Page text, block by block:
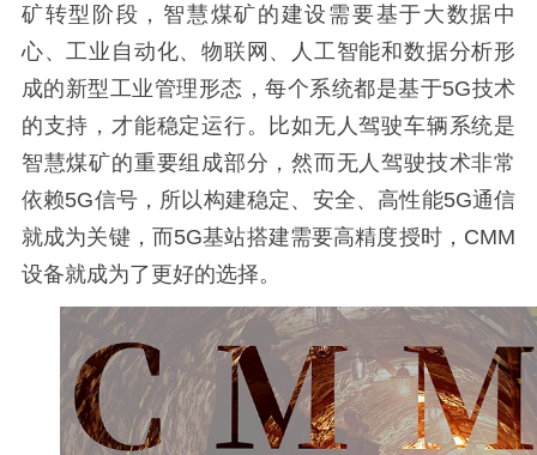
矿转型阶段，智慧煤矿的建设需要基于大数据中
心、工业自动化、物联网、人工智能和数据分析形
成的新型工业管理形态，每个系统都是基于5G技术
的支持，才能稳定运行。比如无人驾驶车辆系统是
智慧煤矿的重要组成部分，然而无人驾驶技术非常
依赖5G信号，所以构建稳定、安全、高性能5G通信
就成为关键，而5G基站搭建需要高精度授时， CMM
设备就成为了更好的选择。